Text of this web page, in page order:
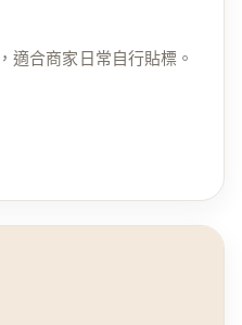
適合商家日常自行貼標。